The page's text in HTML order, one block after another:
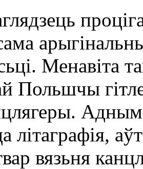
Менавіта
Польшчы
Адным
літаграфія,
вязьня